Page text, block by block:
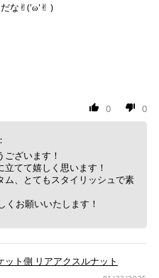
を使ってスムーズなお支払
る！「簡単」「あんしん」
いに限ります。
るクレジットカードは
です。
税込）以上の場合
の指定はできかねます。
だな✌︎('ω'✌︎ )
0 0
ざいます！
てて嬉しく思います！
ム、とてもスタイリッシュで素
お願いいたします！
ット側 リアアクスルナット